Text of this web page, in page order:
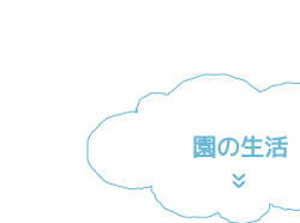
園の生活